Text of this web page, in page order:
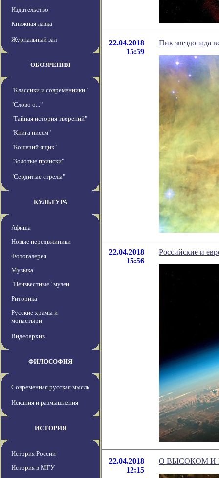
Издательство
Книжная лавка
Журнальный зал
ОБОЗРЕНИЯ
"Классики и современники"
"Слово о..."
"Тайная история творений"
"Книга писем"
"Кошачий ящик"
"Золотые прииски"
"Сердитые стрелы"
КУЛЬТУРА
Афиша
Новые передвжиники
Фотогалерея
Музыка
"Неизвестные" музеи
Риторика
Русские храмы и
монастыри
Видеоархив
ФИЛОСОФИЯ
Современная русская мысль
Искания и размышления
ИСТОРИЯ
История России
История в МГУ
22.04.2018
15:59
Пик звездопада
22.04.2018
15:56
Российские и
22.04.2018
12:15
О ВЫСОКОМ И